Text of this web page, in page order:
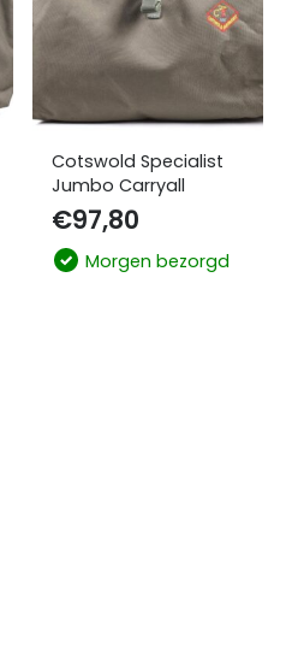
Cotswold Specialist
Jumbo Carryall
€97,80
Morgen bezorgd